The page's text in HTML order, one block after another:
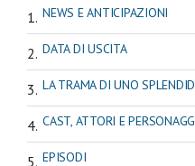
NEWS E ANTICIPAZIONI
DATA DI USCITA
LA TRAMA DI UNO
CAST, ATTORI E
EPISODI